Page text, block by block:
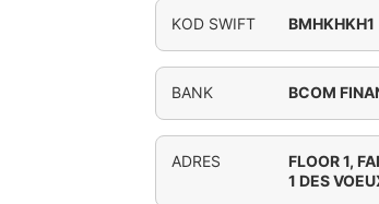
KOD SWIFT BMHKHKH1
BANK BCOM
ADRES
FLOOR 1,
1 DES